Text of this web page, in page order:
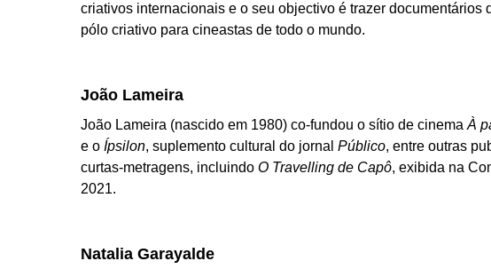
criativos internacionais e o seu objectivo é trazer documentários
pólo criativo para cineastas de todo o mundo.
João Lameira
João Lameira (nascido em 1980) co-fundou o sítio de cinemaÀ
e oÍpsilon, suplemento cultural do jornalPúblico, entre outras
curtas-metragens, incluindoO Travelling de Capô, exibida na
2021.
Natalia Garayalde